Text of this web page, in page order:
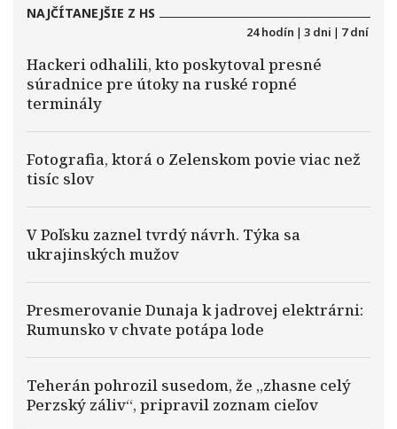
NAJČÍTANEJŠIE Z HS
24 hodín | 3 dni | 7 dní
Hackeri odhalili, kto poskytoval presné
súradnice pre útoky na ruské ropné
terminály
Fotografia, ktorá o Zelenskom povie viac než
tisíc slov
V Poľsku zaznel tvrdý návrh. Týka sa
ukrajinských mužov
Presmerovanie Dunaja k jadrovej elektrárni:
Rumunsko v chvate potápa lode
Teherán pohrozil susedom, že „zhasne celý
Perzský záliv“, pripravil zoznam cieľov